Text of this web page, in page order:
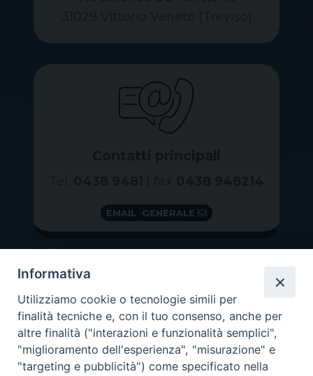
EMAIL GENERALE
GRAZIE PER IL TUO AIUTO
Informativa
Utilizziamo cookie o tecnologie simili per
finalità tecniche e, con il tuo consenso, anche per
altre finalità ("interazioni e funzionalità semplici",
"miglioramento dell'esperienza", "misurazione" e
"targeting e pubblicità") come specificato nella